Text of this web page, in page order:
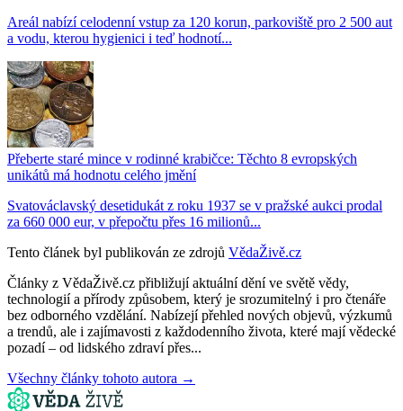
Areál nabízí celodenní vstup za 120 korun, parkoviště pro 2 500 aut
a vodu, kterou hygienici i teď hodnotí...
Přeberte staré mince v rodinné krabičce: Těchto 8 evropských
unikátů má hodnotu celého jmění
Svatováclavský desetidukát z roku 1937 se v pražské aukci prodal
za 660 000 eur, v přepočtu přes 16 milionů...
Tento článek byl publikován ze zdrojů VědaŽivě.cz
Články z VědaŽivě.cz přibližují aktuální dění ve světě vědy,
technologií a přírody způsobem, který je srozumitelný i pro čtenáře
bez odborného vzdělání. Nabízejí přehled nových objevů, výzkumů
a trendů, ale i zajímavosti z každodenního života, které mají vědecké
pozadí – od lidského zdraví přes...
Všechny články tohoto autora →